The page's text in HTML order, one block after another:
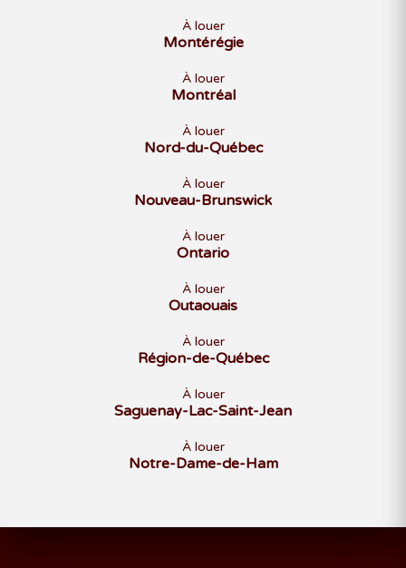
À louer
Montérégie
À louer
Montréal
À louer
Nord-du-Québec
À louer
Nouveau-Brunswick
À louer
Ontario
À louer
Outaouais
À louer
Région-de-Québec
À louer
Saguenay-Lac-Saint-Jean
À louer
Notre-Dame-de-Ham